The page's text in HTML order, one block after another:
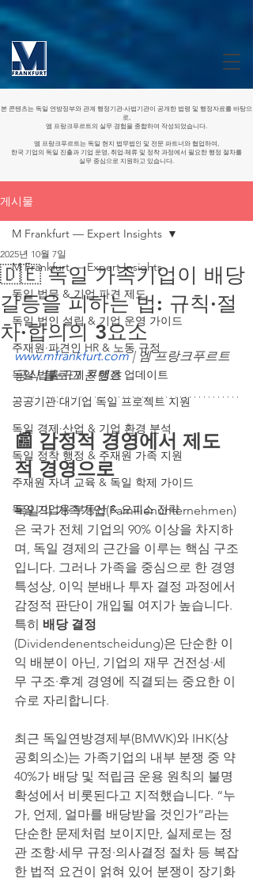
본 콘텐츠는 독일 연방정부와 관계 행정기관·사법기관이 공개한 법령 및 행정자료를 바탕으
로,
엠 프랑크푸르트의 실무 경험을 종합하여 작성되었습니다.
엠 프랑크푸르트는 독일 현지 법무법인 및 전문 파트너와 협업하여,
한국 기업의 독일 진출과 기업 운영, 취업·체류 및 정착 과정에서 필요한 행정 절차를
실무 중심으로 지원하고 있습니다.
게시물
M Frankfurt — Expert Insights
독일 법무 & 기업 파견 제도
독일 법인 설립 & 기업 운영 가이드
주재원·파견인 HR & 노동 규정
독일 법률·규제 & 행정 업데이트
공공기관·대기업 독일 프로젝트 지원
독일 경제·산업 & 기업 환경 분석
독일 정착 행정 & 주재원 가족 지원
주재원 자녀 교육 & 독일 학제 가이드
독일 기업용 부동산 & 오피스 전략
M Frankfurt — Expert Insights
🇩🇪 독일 가족기업이 배당
갈등을 피하는 법: 규칙·절
차·합의의 3요소
2025년 10월 7일
www.mfrankfurt.com | 엠 프랑크푸르트
공식 블로그 콘텐츠
📰 감정적 경영에서 제도
적 경영으로
독일의 가족기업(Familienunternehmen)
은 국가 전체 기업의 90% 이상을 차지하
며, 독일 경제의 근간을 이루는 핵심 구조
입니다. 그러나 가족을 중심으로 한 경영
특성상, 이익 분배나 투자 결정 과정에서
감정적 판단이 개입될 여지가 높습니다.
특히 배당 결정
(Dividendenentscheidung)은 단순한 이
익 배분이 아닌, 기업의 재무 건전성·세
무 구조·후계 경영에 직결되는 중요한 이
슈로 자리합니다.
최근 독일연방경제부(BMWK)와 IHK(상
공회의소)는 가족기업의 내부 분쟁 중 약
40%가 배당 및 적립금 운용 원칙의 불명
확성에서 비롯된다고 지적했습니다. “누
가, 언제, 얼마를 배당받을 것인가”라는
단순한 문제처럼 보이지만, 실제로는 정
관 조항·세무 규정·의사결정 절차 등 복잡
한 법적 요건이 얽혀 있어 분쟁이 장기화